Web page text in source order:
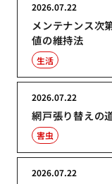
メンテナンス次
値の維持法
2026.07.22
生活
網戸張り替えの
2026.07.22
害虫
2026.07.22